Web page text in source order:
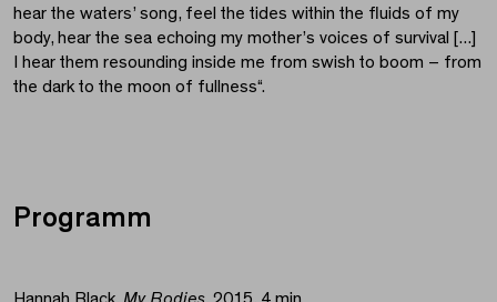
hear the waters’ song, feel the tides within the fluids of my
body, hear the sea echoing my mother’s voices of survival [...]
I hear them resounding inside me from swish to boom – from
the dark to the moon of fullness“.
Programm